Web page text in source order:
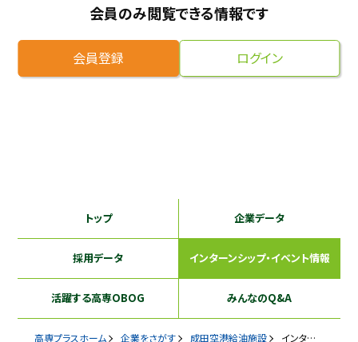
本科5年生・専攻科2年生向け 採用継続中の企業特集
会員のみ閲覧できる情報です
会員登録 ログイン
トップ 企業データ
採用データ インターンシップ・イベント情報
活躍する高専OBOG みんなのQ&A
高専プラスホーム 企業をさがす 成田空港給油施設 インターンシップ・イベント情報